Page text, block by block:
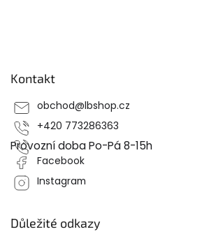
Kontakt
obchod@lbshop.cz
+420 773286363
Provozní doba Po-Pá 8-15h
Facebook
Instagram
Důležité odkazy